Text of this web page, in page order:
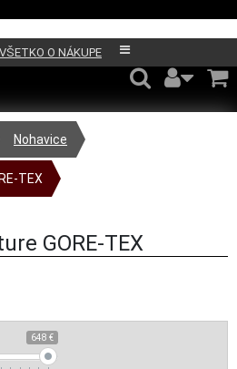
VŠETKO O NÁKUPE
Nohavice
TEX
GORE-TEX
648 €